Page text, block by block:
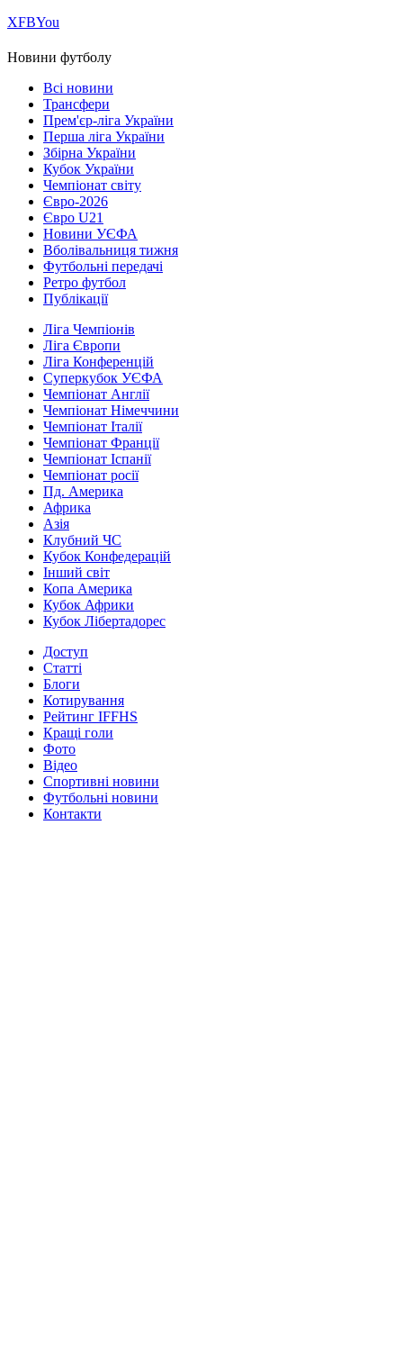
ХFBYou
Новини футболу
Всі новини
Трансфери
Прем'єр-ліга України
Перша ліга України
Збірна України
Кубок України
Чемпіонат світу
Євро-2026
Євро U21
Новини УЄФА
Вболівальниця тижня
Футбольні передачі
Ретро футбол
Публікації
Ліга Чемпіонів
Ліга Європи
Ліга Конференцій
Суперкубок УЄФА
Чемпіонат Англії
Чемпіонат Німеччини
Чемпіонат Італії
Чемпіонат Франції
Чемпіонат Іспанії
Чемпіонат росії
Пд. Америка
Африка
Азія
Клубний ЧС
Кубок Конфедерацій
Інший світ
Копа Америка
Кубок Африки
Кубок Лібертадорес
Доступ
Статті
Блоги
Котирування
Рейтинг IFFHS
Кращі голи
Фото
Відео
Спортивні новини
Футбольні новини
Контакти